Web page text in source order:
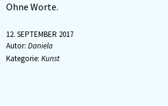
Ohne Worte.
12. SEPTEMBER 2017
Autor: Daniela
Kategorie: Kunst